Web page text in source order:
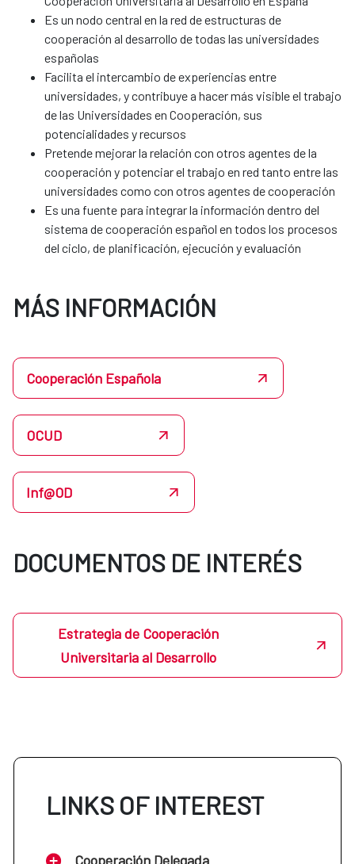
Es un nodo central en la red de estructuras de
cooperación al desarrollo de todas las universidades
españolas
Facilita el intercambio de experiencias entre
universidades, y contribuye a hacer más visible el trabajo
de las Universidades en Cooperación, sus
potencialidades y recursos
Pretende mejorar la relación con otros agentes de la
cooperación y potenciar el trabajo en red tanto entre las
universidades como con otros agentes de cooperación
Es una fuente para integrar la información dentro del
sistema de cooperación español en todos los procesos
del ciclo, de planificación, ejecución y evaluación
MÁS INFORMACIÓN
Cooperación Española
OCUD
Inf@OD
DOCUMENTOS DE INTERÉS
Estrategia de Cooperación
Universitaria al Desarrollo
LINKS OF INTEREST
Cooperación Delegada